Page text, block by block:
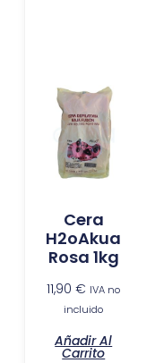
Cera
H2oAkua
Rosa 1kg
11,90€ IVA no
incluido
Añadir Al
Carrito